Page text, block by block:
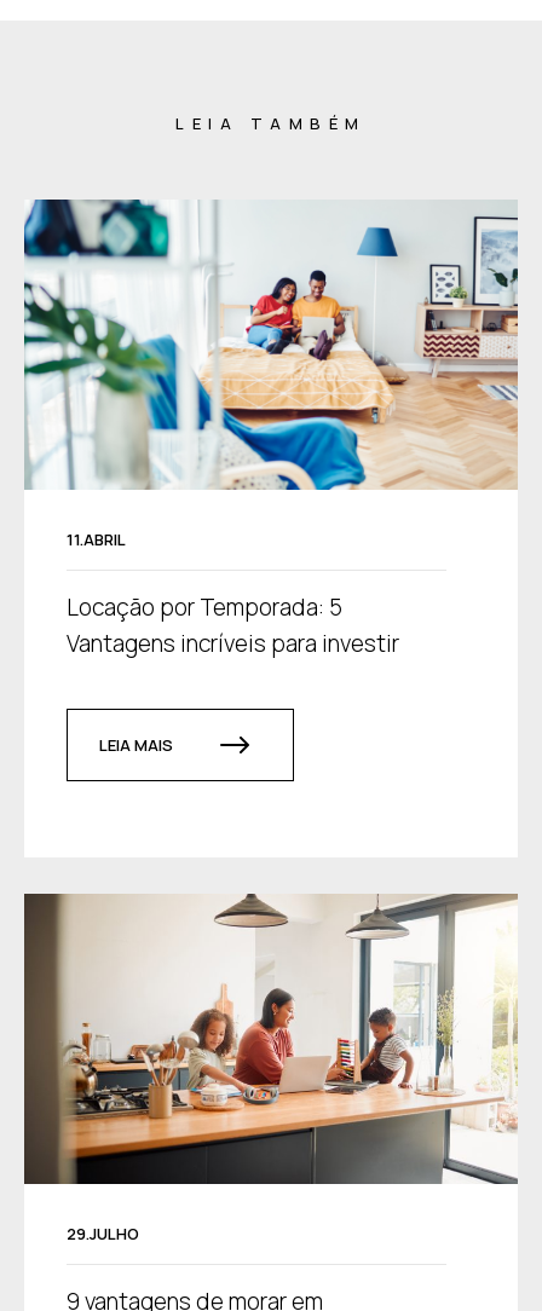
LEIA TAMBÉM
11.ABRIL
Locação por Temporada: 5
Vantagens incríveis para investir
LEIA MAIS
29.JULHO
9 vantagens de morar em